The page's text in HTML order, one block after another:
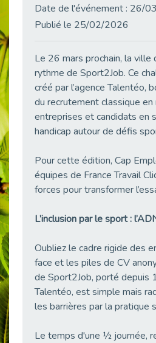
Publié le 21/05/2026
Publié le 18/05/2026
Publié le 12/05/2026
Publié le 04/05/2026
Publié le 01/05/2026
Date de l'événement : 26/
Publié le 25/02/2026
Le 26 mars prochain, la ville
rythme de Sport2Job. Ce
créé par l’agence Talentéo,
du recrutement classique en
entreprises et candidats en
handicap autour de défis
Pour cette édition, Cap
équipes de France Travail
forces pour transformer
L’inclusion par le sport :
Oubliez le cadre rigide des
face et les piles de CV
de Sport2Job, porté depuis
Talentéo, est simple mais
les barrières par la pratique
Le temps d'une ½ journée,